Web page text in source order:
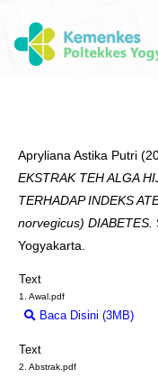
Apryliana Astika Putri
EKSTRAK TEH ALGA
TERHADAP INDEKS
norvegicus) DIABETES.
Yogyakarta.
Text
1. Awal.pdf
Baca Disini (3MB)
Text
2. Abstrak.pdf